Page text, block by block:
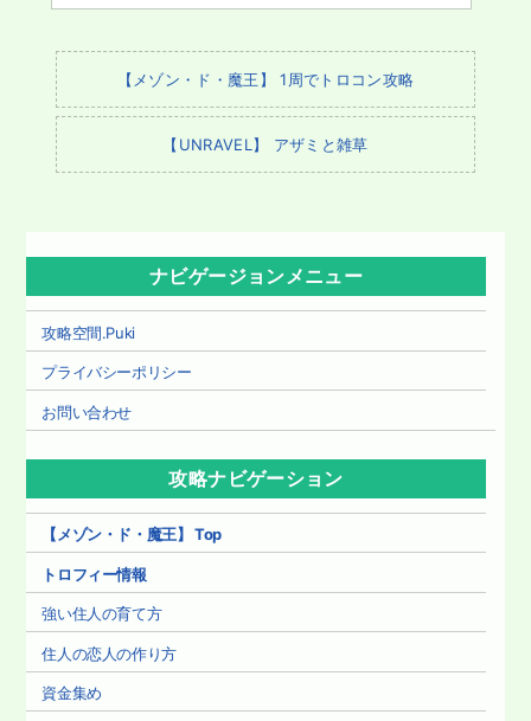
【メゾン・ド・魔王】 1周でトロコン攻略
【UNRAVEL】 アザミと雑草
ナビゲージョンメニュー
攻略空間.Puki
プライバシーポリシー
お問い合わせ
攻略ナビゲーション
【メゾン・ド・魔王】 Top
トロフィー情報
強い住人の育て方
住人の恋人の作り方
資金集め